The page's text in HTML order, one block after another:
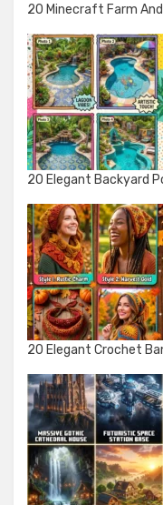
20 Minecraft Farm
20 Elegant Backyard
20 Elegant Crochet